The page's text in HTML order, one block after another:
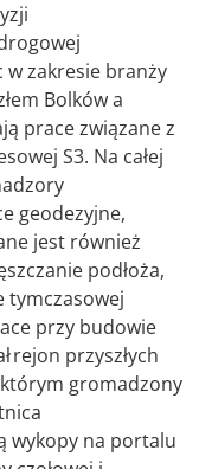
w zakresie branży
Bolków a
prace związane z
S3. Na całej
geodezyjne,
jest również
podłoża,
przy budowie
rejon przyszłych
gromadzony
wykopy na portalu